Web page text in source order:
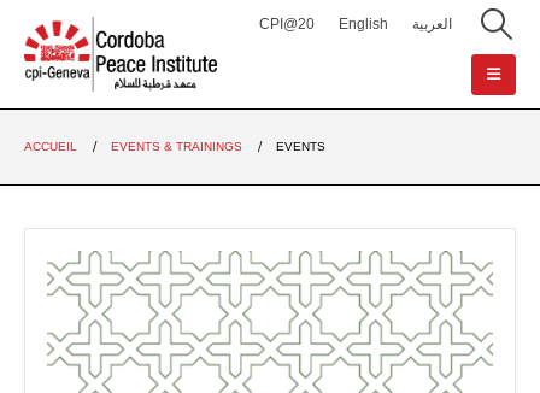
CPI@20 English العربية
ACCUEIL EVENTS & TRAININGS EVENTS